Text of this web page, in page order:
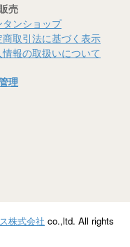
売
タンショップ
商取引法に基づく表示
報の取扱いについて
理
株式会社 co.,ltd. All rights